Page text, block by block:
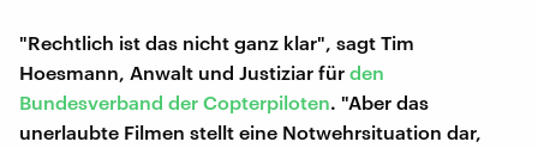
"Rechtlich ist das nicht ganz klar", sagt Tim
Hoesmann, Anwalt und Justiziar für den
Bundesverband der Copterpiloten. "Aber das
unerlaubte Filmen stellt eine Notwehrsituation dar,